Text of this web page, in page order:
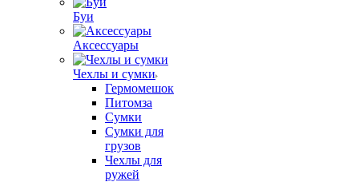
Буи
Аксессуары
Чехлы и сумки
Гермомешок
Питомза
Сумки
Сумки для
грузов
Чехлы для
ружей